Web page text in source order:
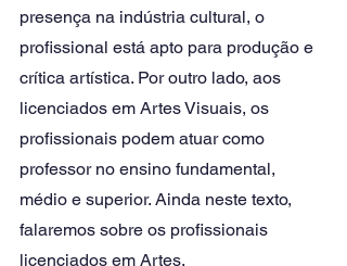
presença na indústria cultural, o
profissional está apto para produção e
crítica artística. Por outro lado, aos
licenciados em Artes Visuais, os
profissionais podem atuar como
professor no ensino fundamental,
médio e superior. Ainda neste texto,
falaremos sobre os profissionais
licenciados em Artes.